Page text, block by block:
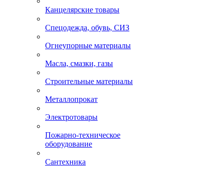
Канцелярские товары
Спецодежда, обувь, СИЗ
Огнеупорные материалы
Масла, смазки, газы
Строительные материалы
Металлопрокат
Электротовары
Пожарно-техническое
оборудование
Сантехника